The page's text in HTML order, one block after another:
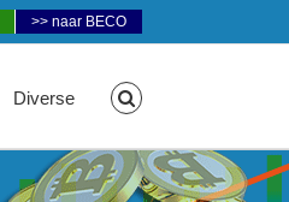
>> naar BECO
Diverse